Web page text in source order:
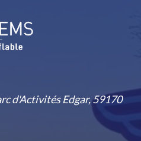
d'Activités Edgar, 59170